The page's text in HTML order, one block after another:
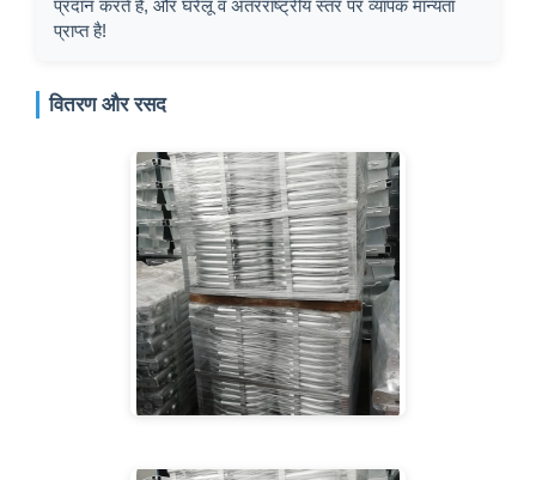
प्रदान करते हैं, और घरेलू व अंतरराष्ट्रीय स्तर पर व्यापक मान्यता
प्राप्त है!
वितरण और रसद